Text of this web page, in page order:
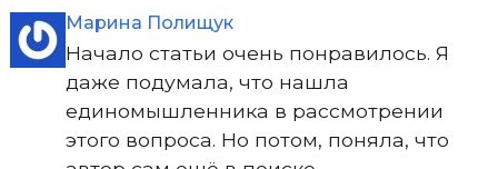
Марина Полищук
Начало статьи очень понравилось. Я
даже подумала, что нашла
единомышленника в рассмотрении
этого вопроса. Но потом, поняла, что